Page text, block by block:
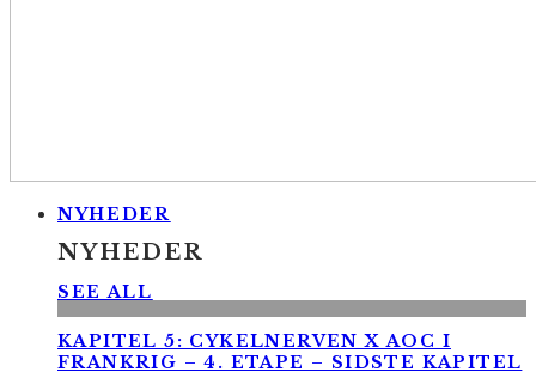
NYHEDER
NYHEDER
SEE ALL
KAPITEL 5: CYKELNERVEN X AOC I
FRANKRIG – 4. ETAPE – SIDSTE KAPITEL